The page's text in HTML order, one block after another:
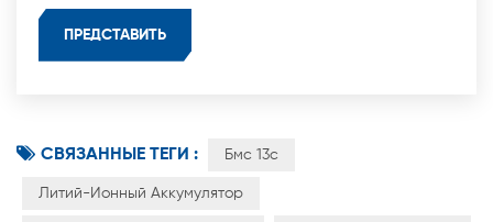
СВЯЗАННЫЕ ТЕГИ : Бмс 13с
Литий-Ионный Аккумулятор